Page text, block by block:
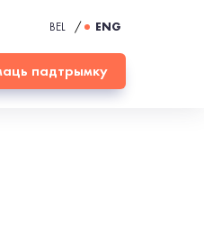
BEL / ENG
падтрымку